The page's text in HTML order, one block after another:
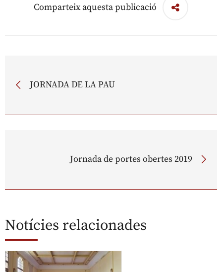
Comparteix aquesta publicació
JORNADA DE LA PAU
Jornada de portes obertes 2019
Notícies relacionades